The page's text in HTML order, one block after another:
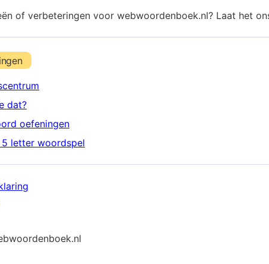
of verbeteringen voor webwoordenboek.nl? Laat het
dat?
oefeningen
5 letter woordspel